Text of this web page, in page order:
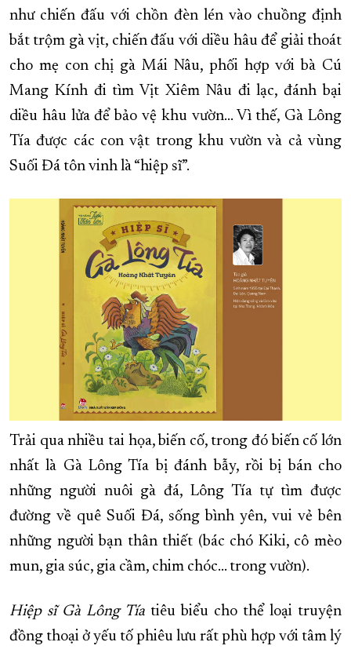
như chiến đấu với chồn đèn lén vào chuồng định
bắt trộm gà vịt, chiến đấu với diều hâu để giải thoát
cho mẹ con chị gà Mái Nâu, phối hợp với bà Cú
Mang Kính đi tìm Vịt Xiêm Nâu đi lạc, đánh bại
diều hâu lửa để bảo vệ khu vườn... Vì thế, Gà Lông
Tía được các con vật trong khu vườn và cả vùng
Suối Đá tôn vinh là “hiệp sĩ”.
Trải qua nhiều tai họa, biến cố, trong đó biến cố lớn
nhất là Gà Lông Tía bị đánh bẫy, rồi bị bán cho
những người nuôi gà đá, Lông Tía tự tìm được
đường về quê Suối Đá, sống bình yên, vui vẻ bên
những người bạn thân thiết (bác chó Kiki, cô mèo
mun, gia súc, gia cầm, chim chóc... trong vườn).
Hiệp sĩ Gà Lông Tía tiêu biểu cho thể loại truyện
đồng thoại ở yếu tố phiêu lưu rất phù hợp với tâm lý